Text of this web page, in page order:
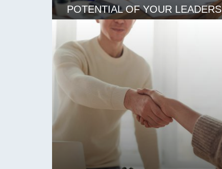
POTENTIAL OF YOUR LEADERS
ЧИТАТЬ ДАЛЕЕ